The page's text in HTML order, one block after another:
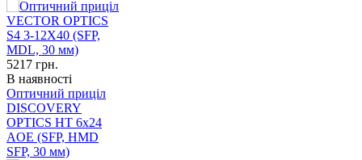
5217 грн.
В наявності
Оптичний приціл
DISCOVERY
OPTICS HT 6x24
AOE (SFP, HMD
SFP, 30 мм)